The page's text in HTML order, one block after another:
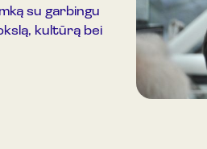
su garbingu
kultūrą bei